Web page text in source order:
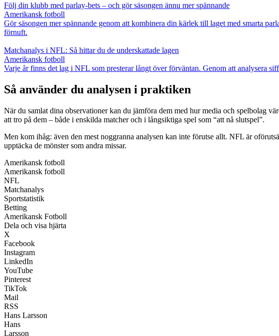
Följ din klubb med parlay-bets – och gör säsongen ännu mer spännande
Amerikansk fotboll
Gör säsongen mer spännande genom att kombinera din kärlek till laget med smarta
förnuft.
Matchanalys i NFL: Så hittar du de underskattade lagen
Amerikansk fotboll
Varje år finns det lag i NFL som presterar långt över förväntan. Genom att analysera
Så använder du analysen i praktiken
När du samlat dina observationer kan du jämföra dem med hur media och spelbolag
att tro på dem – både i enskilda matcher och i långsiktiga spel som “att nå slutspel”.
Men kom ihåg: även den mest noggranna analysen kan inte förutse allt. NFL är
upptäcka de mönster som andra missar.
Amerikansk fotboll
Amerikansk fotboll
NFL
Matchanalys
Sportstatistik
Betting
Amerikansk Fotboll
Dela och visa hjärta
X
Facebook
Instagram
LinkedIn
YouTube
Pinterest
TikTok
Mail
RSS
Hans Larsson
Hans
Larsson